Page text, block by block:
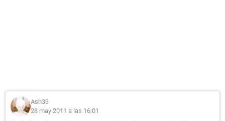
Ash33
28 may 2011 a las 16:01